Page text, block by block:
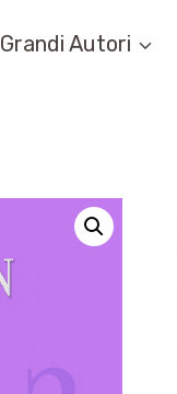
Autori